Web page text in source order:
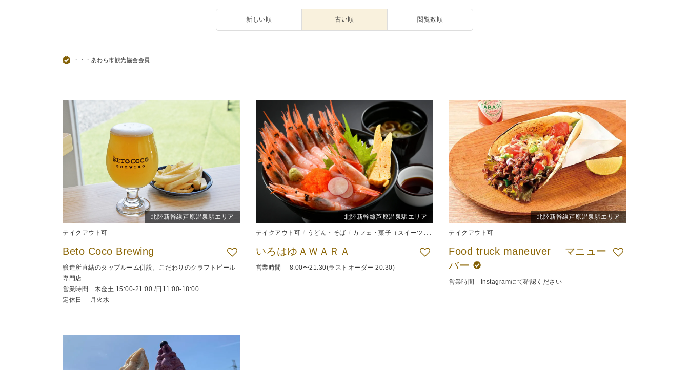
新しい順 古い順 閲覧数順
・・・あわら市観光協会会員
北陸新幹線芦原温泉駅エリア
テイクアウト可
Beto Coco Brewing
醸造所直結のタップルーム併設。こだわりのクラフトビール
専門店
営業時間 木金土 15:00-21:00 /日11:00-18:00
定休日 月火水
北陸新幹線芦原温泉駅エリア
テイクアウト可 うどん・そば カフェ・菓子（スイーツ） 和食
いろはゆＡＷＡＲＡ
営業時間 8:00〜21:30(ラストオーダー 20:30)
北陸新幹線芦原温泉駅エリア
テイクアウト可
Food truck maneuver マニュー
バー
営業時間 Instagramにて確認ください